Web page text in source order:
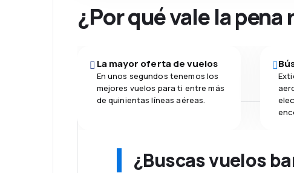
¿Por qué vale la
La mayor oferta de vuelos
En unos segundos tenemos los
mejores vuelos para ti entre más
de quinientas líneas aéreas.
¿Buscas vuelos